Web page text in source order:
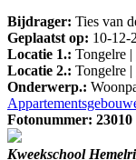
Bijdrager: Ties van
Geplaatst op: 10-12-
Locatie 1.: Tongelre |
Locatie 2.: Tongelre |
Onderwerp.:
Fotonummer: 23010
Kweekschool